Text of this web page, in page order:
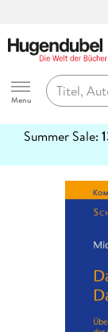
Hugendubel
Menu
Summer Sale:
erfahren